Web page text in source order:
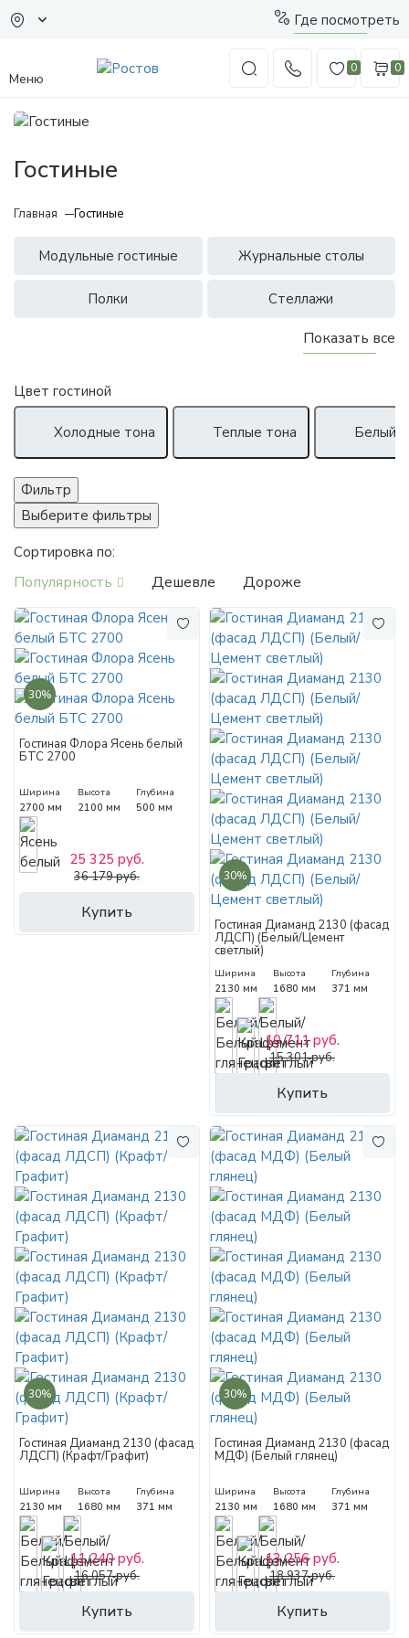
Где посмотреть
Меню
0 0
Гостиные
Главная Гостиные
Модульные гостиные Журнальные столы
Полки Стеллажи
Показать все
Цвет гостиной
Холодные тона Теплые тона Белый
Фильтр
Выберите фильтры
Сортировка по:
Популярность Дешевле Дороже
30%
Гостиная Флора Ясень белый
БТС 2700
Ширина
2700 мм
Высота
2100 мм
Глубина
500 мм
Купить
25 325 руб.
36 179 руб. 30%
Гостиная Диаманд 2130 (фасад
ЛДСП) (Белый/Цемент
светлый)
Ширина
2130 мм
Высота
1680 мм
Глубина
371 мм
Купить
10 711 руб.
15 301 руб.
30%
Гостиная Диаманд 2130 (фасад
ЛДСП) (Крафт/Графит)
Ширина
2130 мм
Высота
1680 мм
Глубина
371 мм
Купить
11 240 руб.
16 057 руб.
30%
Гостиная Диаманд 2130 (фасад
МДФ) (Белый глянец)
Ширина
2130 мм
Высота
1680 мм
Глубина
371 мм
Купить
13 256 руб.
18 937 руб.